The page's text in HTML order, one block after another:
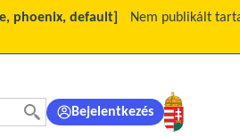
phoenix, default]
Nem publikált
Bejelentkezés